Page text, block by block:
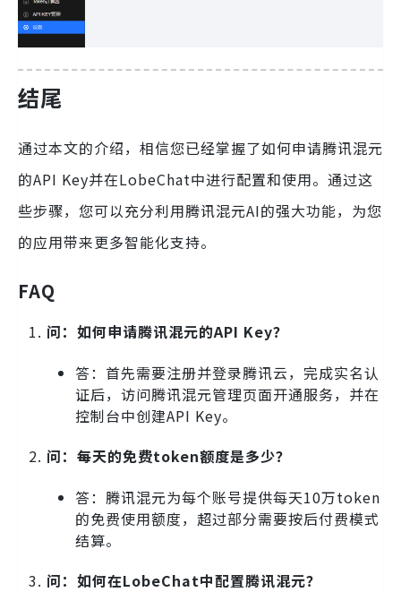
结尾
通过本文的介绍，相信您已经掌握了如何申请腾讯混元
的API Key并在LobeChat中进行配置和使用。通过这
些步骤，您可以充分利用腾讯混元AI的强大功能，为您
的应用带来更多智能化支持。
FAQ
问：如何申请腾讯混元的API Key？
答：首先需要注册并登录腾讯云，完成实名认
证后，访问腾讯混元管理页面开通服务，并在
控制台中创建API Key。
问：每天的免费token额度是多少？
答：腾讯混元为每个账号提供每天10万token
的免费使用额度，超过部分需要按后付费模式
结算。
问：如何在LobeChat中配置腾讯混元？